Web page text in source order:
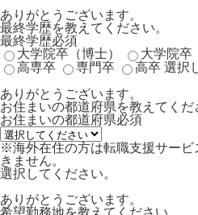
ありがとうございます。
最終学歴を教えてください。
最終学歴必須
大学院卒（博士）
大学院卒
高専卒
専門卒 高卒 選択
ありがとうございます。
お住まいの都道府県を教えてくだ
お住まいの都道府県必須
※海外在住の方は転職支援サー
きません。
選択してください。
ありがとうございます。
希望勤務地を教えてください。